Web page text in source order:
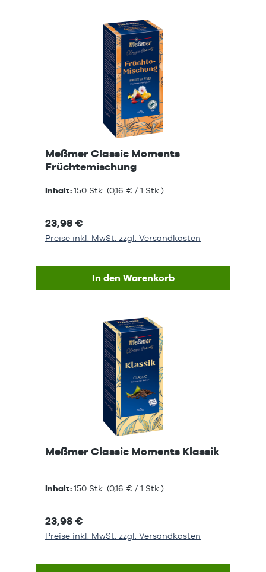
Meßmer Classic Moments
Früchtemischung
Inhalt:150 Stk. (0,16 € / 1 Stk.)
23,98 €
Preise inkl. MwSt. zzgl. Versandkosten
In den Warenkorb
Meßmer Classic Moments Klassik
Inhalt:150 Stk. (0,16 € / 1 Stk.)
23,98 €
Preise inkl. MwSt. zzgl. Versandkosten